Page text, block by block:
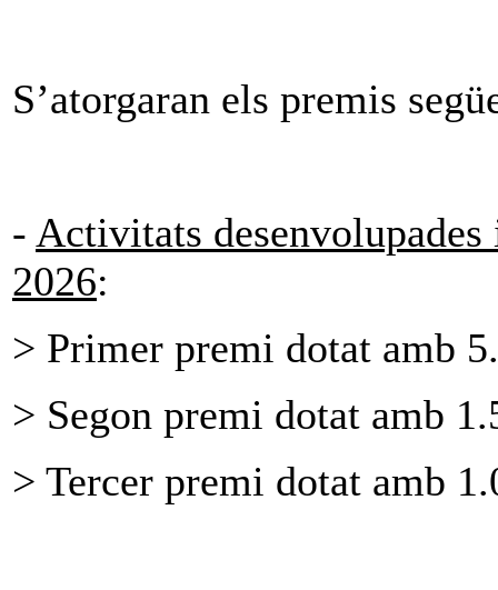
S’atorgaran els premis
- Activitats
2026:
> Primer premi dotat amb
> Segon premi dotat amb
> Tercer premi dotat amb